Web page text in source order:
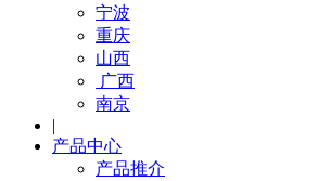
宁波
重庆
山西
广西
南京
|
产品中心
产品推介